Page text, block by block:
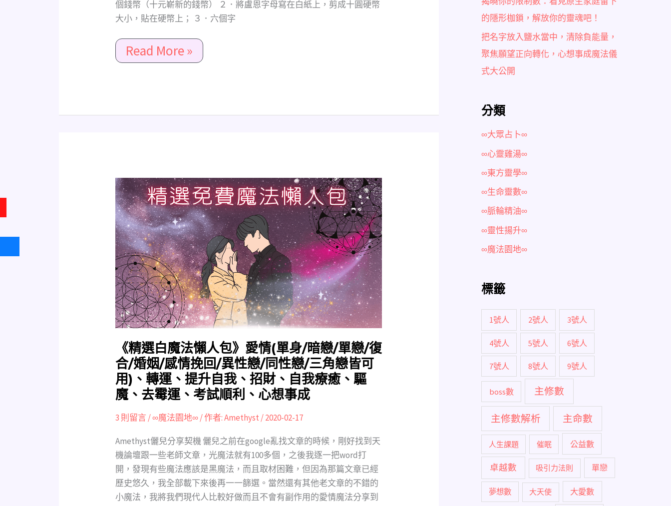
個錢幣（十元嶄新的錢幣） ２．將盧恩字母寫在白紙上，剪成十圓硬幣
大小，貼在硬幣上； ３．六個字
級
者
用
盧
檢
愛
情
運
勢，
非
常
準!!
Read More »
《精選白魔法懶人包》愛情(單身/暗戀/單戀/復
合/婚姻/感情挽回/異性戀/同性戀/三角戀皆可
用)、轉運、提升自我、招財、自我療癒、驅
魔、去霉運、考試順利、心想事成
3 則留言/∞魔法園地∞/ 作者:Amethyst /2020-02-17
Amethyst儷兒分享契機 儷兒之前在google亂找文章的時候，剛好找到天
機論壇跟一些老師文章，光魔法就有100多個，之後我逐一把word打
開，發現有些魔法應該是黑魔法，而且取材困難，但因為那篇文章已經
歷史悠久，我全部載下來後再一一篩選。當然還有其他老文章的不錯的
小魔法，我將我們現代人比較好做而且不會有副作用的愛情魔法分享到
《精
選
白
魔
法
懶
人
包》
愛
情
(單
身/
暗
戀/
單
戀/
復
合/
婚
姻/
感
情
挽
回/
的隱形枷鎖，解放你的靈魂吧！
把名字放入鹽水當中，清除負能量，
聚焦願望正向轉化，心想事成魔法儀
式大公開
分類
∞大眾占卜∞
∞心靈雞湯∞
∞東方靈學∞
∞生命靈數∞
∞脈輪精油∞
∞靈性揚升∞
∞魔法園地∞
標籤
1號人 2號人 3號人
4號人 5號人 6號人
7號人 8號人 9號人
boss數 主修數
主修數解析 主命數
人生課題 催眠 公益數
卓越數 吸引力法則 單戀
夢想數 大天使 大愛數